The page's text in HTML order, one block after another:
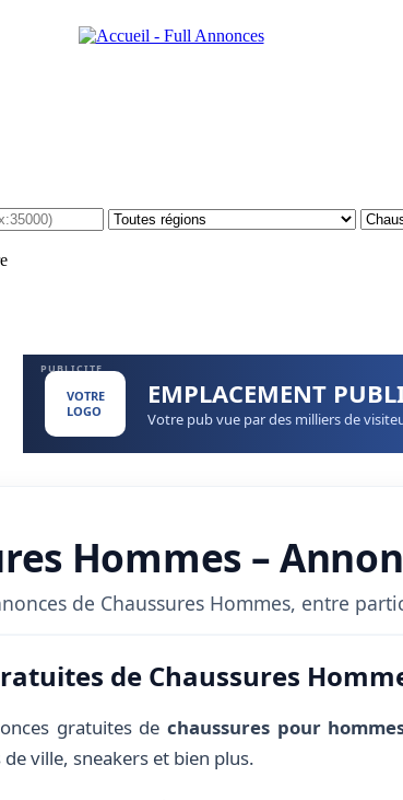
PUBLICITE
VOTRE
LOGO
EMPLACEMENT
Votre pub vue par des milliers de
Hommes –
de Chaussures Hommes, entre
de Chaussures
gratuites dechaussures pour
ville, sneakers et bien plus.